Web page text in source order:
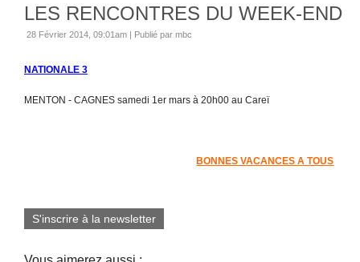
LES RENCONTRES DU WEEK-END
28 Février 2014, 09:01am | Publié par mbc
NATIONALE 3
MENTON - CAGNES samedi 1er mars à 20h00 au Careï
BONNES VACANCES A TOUS
S'inscrire à la newsletter